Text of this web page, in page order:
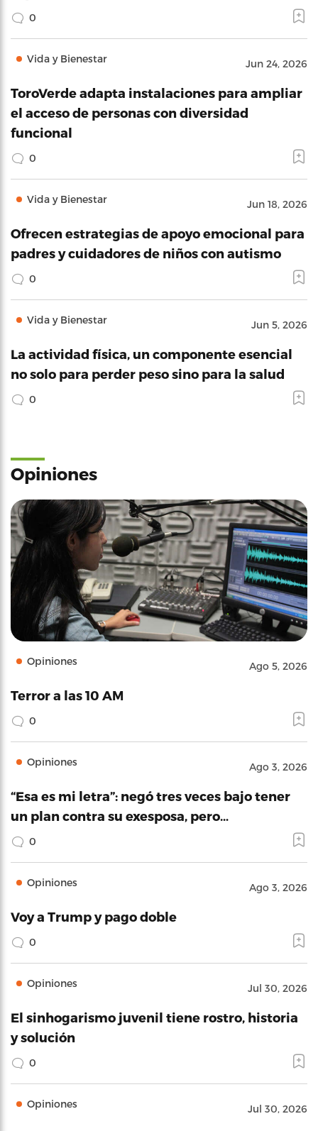
0
Vida y Bienestar Jun 24, 2026
ToroVerde adapta instalaciones para ampliar
el acceso de personas con diversidad
funcional
0
Vida y Bienestar Jun 18, 2026
Ofrecen estrategias de apoyo emocional para
padres y cuidadores de niños con autismo
0
Vida y Bienestar Jun 5, 2026
La actividad física, un componente esencial
no solo para perder peso sino para la salud
0
Opiniones
Opiniones Ago 5, 2026
Terror a las 10 AM
0
Opiniones Ago 3, 2026
“Esa es mi letra”: negó tres veces bajo tener
un plan contra su exesposa, pero…
0
Opiniones Ago 3, 2026
Voy a Trump y pago doble
0
Opiniones Jul 30, 2026
El sinhogarismo juvenil tiene rostro, historia
y solución
0
Opiniones Jul 30, 2026